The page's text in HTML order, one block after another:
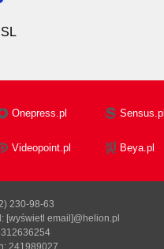
Onepress.pl Sensus.pl
Videopoint.pl Beya.pl
230-98-63
[wyświetl email]@helion.pl
241989027